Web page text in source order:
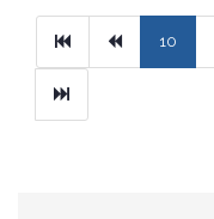
PrimeraPrevious
10
Ultimo